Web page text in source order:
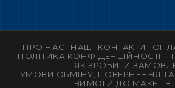
ПРО НАС НАШІ КОНТАКТИ
ПОЛІТИКА КОНФІДЕНЦІЙНОСТІ
ЯК ЗРОБИТИ
УМОВИ ОБМІНУ, ПОВЕРНЕННЯ ТА
ВИМОГИ ДО МАКЕТІВ